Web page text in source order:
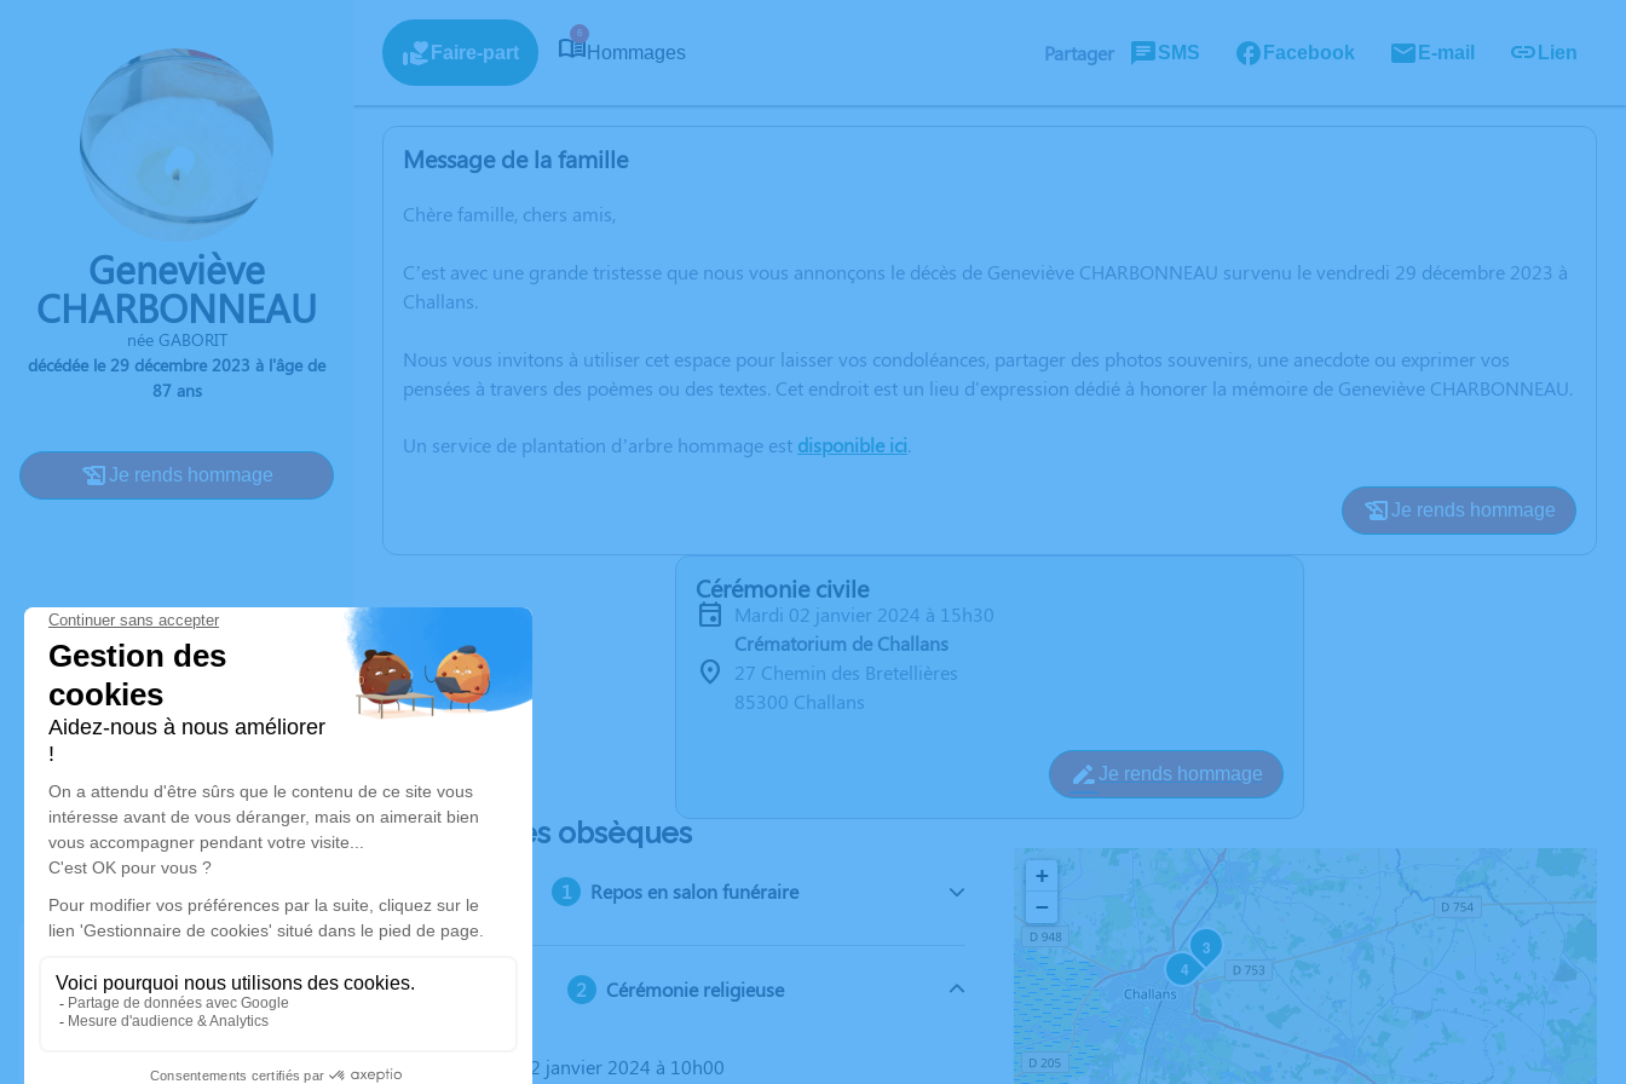
Geneviève
CHARBONNEAU
née GABORIT
décédée le 29 décembre 2023 à l'âge de
87 ans
Je rends hommage
Faire-part
6
Hommages Partager SMS Facebook E-mail Lien
Message de la famille
Chère famille, chers amis,
C’est avec une grande tristesse que nous vous annonçons le décès de Geneviève CHARBONNEAU survenu le vendredi 29 décembre 2023 à
Challans.
Nous vous invitons à utiliser cet espace pour laisser vos condoléances, partager des photos souvenirs, une anecdote ou exprimer vos
pensées à travers des poèmes ou des textes. Cet endroit est un lieu d'expression dédié à honorer la mémoire de Geneviève CHARBONNEAU.
Un service de plantation d’arbre hommage est disponible ici.
Je rends hommage
Cérémonie civile
mardi 02 janvier 2024 à 15h30
Crématorium de Challans
27 Chemin des Bretellières
85300 Challans
Je rends hommage
Déroulé des obsèques
Repos en salon funéraire
Cérémonie religieuse
Le mardi 02 janvier 2024 à 10h00
3
4
+
−